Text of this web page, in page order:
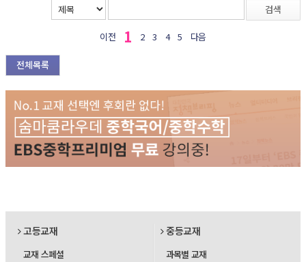
검색
이전 1 2 3 4 5 다음
전체목록
고등교재
교재 스페셜
중등교재
과목별 교재